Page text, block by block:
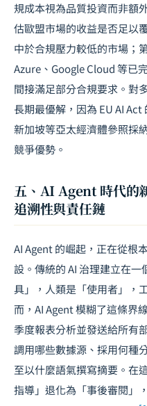
規成本視為品質投資而非額
估歐盟市場的收益是否足以
中於合規壓力較低的市場；
Azure、Google Cloud 等已
間接滿足部分合規要求。對
長期最優解，因為 EU AI
新加坡等亞太經濟體參照採
競爭優勢。
五、AI Agent 時代
追溯性與責任鏈
AI Agent 的崛起，正在從根
設。傳統的 AI 治理建立在
具」，人類是「使用者」，
而，AI Agent 模糊了這條
季度報表分析並發送給所有
調用哪些數據源、採用何種
至以什麼語氣撰寫摘要。在
指導」退化為「事後審閱」